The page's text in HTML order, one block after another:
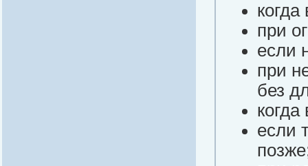
когда
при
если
при
без
если